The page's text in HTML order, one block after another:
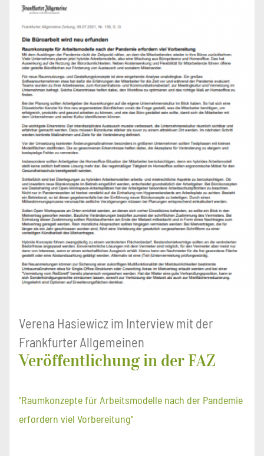
Verena Hasiewicz im Interview mit der
Frankfurter Allgemeinen
Veröffentlichung in der FAZ
"Raumkonzepte für Arbeitsmodelle nach der Pandemie
erfordern viel Vorbereitung"